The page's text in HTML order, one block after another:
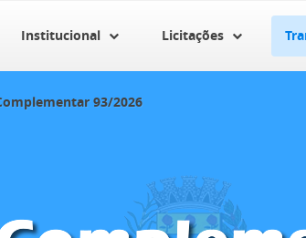
Institucional Licitações
93/2026